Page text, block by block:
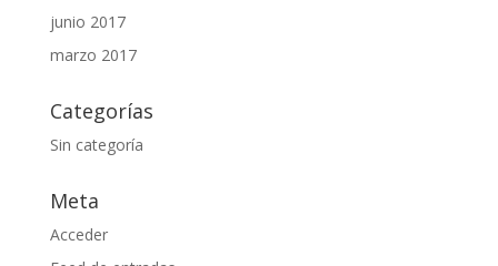
junio 2017
marzo 2017
Categorías
Sin categoría
Meta
Acceder